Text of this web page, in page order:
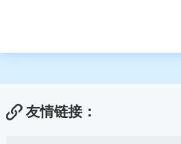
友情链接：